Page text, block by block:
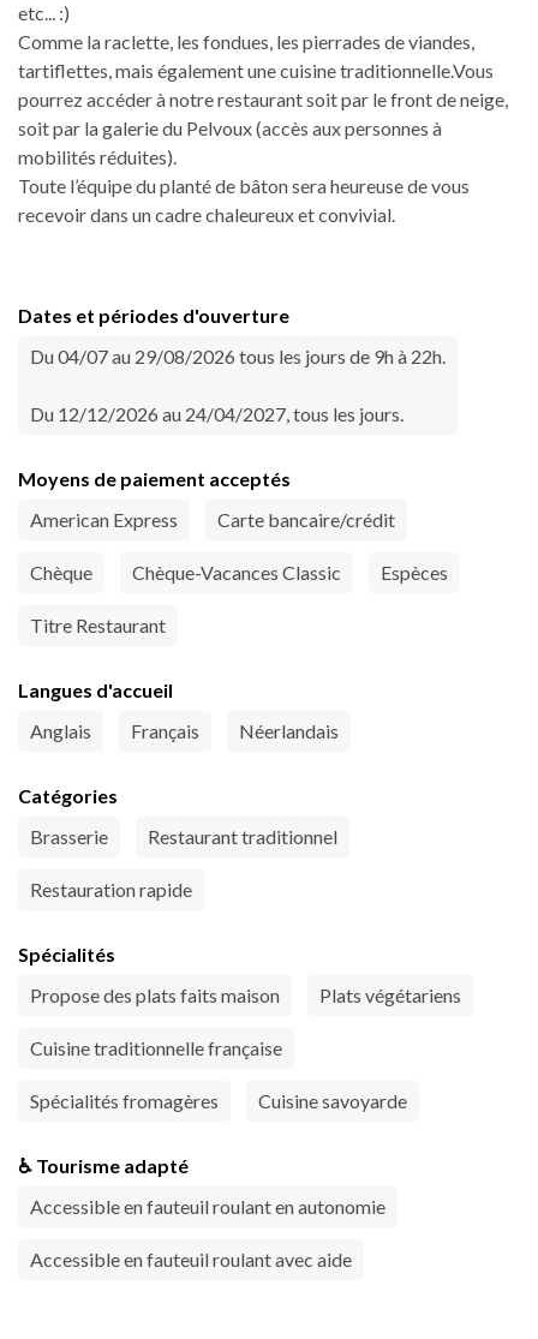
etc... :)
Comme la raclette, les fondues, les pierrades de viandes,
tartiflettes, mais également une cuisine traditionnelle.Vous
pourrez accéder à notre restaurant soit par le front de neige,
soit par la galerie du Pelvoux (accès aux personnes à
mobilités réduites).
Toute l’équipe du planté de bâton sera heureuse de vous
recevoir dans un cadre chaleureux et convivial.
Dates et périodes d'ouverture
Du 04/07 au 29/08/2026 tous les jours de 9h à 22h.
Du 12/12/2026 au 24/04/2027, tous les jours.
Moyens de paiement acceptés
American Express
Carte bancaire/crédit
Chèque Chèque-Vacances Classic Espèces
Titre Restaurant
Langues d'accueil
Anglais
Français Néerlandais
Catégories
Brasserie
Restaurant traditionnel
Restauration rapide
Spécialités
Propose des plats faits maison
Plats végétariens
Cuisine traditionnelle française
Spécialités fromagères Cuisine savoyarde
♿ Tourisme adapté
Accessible en fauteuil roulant en autonomie
Accessible en fauteuil roulant avec aide